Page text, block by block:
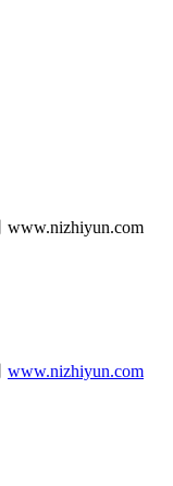
www.nizhiyun.com
www.nizhiyun.com